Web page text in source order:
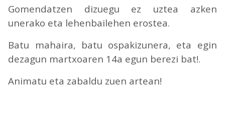
Gomendatzen dizuegu ez uztea azken
unerako eta lehenbailehen erostea.
Batu mahaira, batu ospakizunera, eta egin
dezagun martxoaren 14a egun berezi bat!.
Animatu eta zabaldu zuen artean!